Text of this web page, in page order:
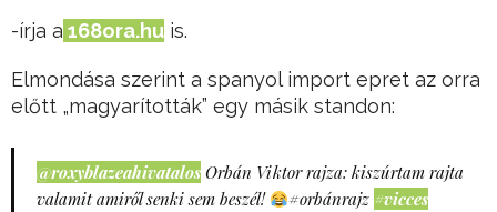
-írja a 168ora.hu is.
Elmondása szerint a spanyol import epret az orra
előtt „magyarították” egy másik standon:
@roxyblazeahivatalos Orbán Viktor rajza: kiszúrtam rajta
valamit amiről senki sem beszél!
#orbánrajz #vicces